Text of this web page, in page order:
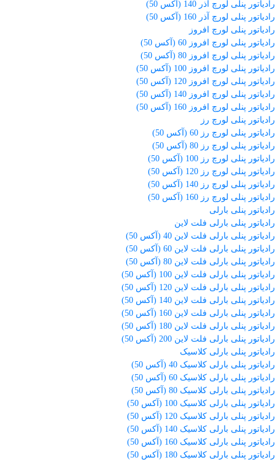
رادیاتور پنلی لورچ آذر 140 (آکس 50)
رادیاتور پنلی لورچ آذر 160 (آکس 50)
رادیاتور پنلی لورچ افروز
رادیاتور پنلی لورچ افروز 60 (آکس 50)
رادیاتور پنلی لورچ افروز 80 (آکس 50)
رادیاتور پنلی لورچ افروز 100 (آکس 50)
رادیاتور پنلی لورچ افروز 120 (آکس 50)
رادیاتور پنلی لورچ افروز 140 (آکس 50)
رادیاتور پنلی لورچ افروز 160 (آکس 50)
رادیاتور پنلی لورچ رز
رادیاتور پنلی لورچ رز 60 (آکس 50)
رادیاتور پنلی لورچ رز 80 (آکس 50)
رادیاتور پنلی لورچ رز 100 (آکس 50)
رادیاتور پنلی لورچ رز 120 (آکس 50)
رادیاتور پنلی لورچ رز 140 (آکس 50)
رادیاتور پنلی لورچ رز 160 (آکس 50)
رادیاتور پنلی بارلی
رادیاتور پنلی بارلی فلت لاین
رادیاتور پنلی بارلی فلت لاین 40 (آکس 50)
رادیاتور پنلی بارلی فلت لاین 60 (آکس 50)
رادیاتور پنلی بارلی فلت لاین 80 (آکس 50)
رادیاتور پنلی بارلی فلت لاین 100 (آکس 50)
رادیاتور پنلی بارلی فلت لاین 120 (آکس 50)
رادیاتور پنلی بارلی فلت لاین 140 (آکس 50)
رادیاتور پنلی بارلی فلت لاین 160 (آکس 50)
رادیاتور پنلی بارلی فلت لاین 180 (آکس 50)
رادیاتور پنلی بارلی فلت لاین 200 (آکس 50)
رادیاتور پنلی بارلی کلاسیک
رادیاتور پنلی بارلی کلاسیک 40 (آکس 50)
رادیاتور پنلی بارلی کلاسیک 60 (آکس 50)
رادیاتور پنلی بارلی کلاسیک 80 (آکس 50)
رادیاتور پنلی بارلی کلاسیک 100 (آکس 50)
رادیاتور پنلی بارلی کلاسیک 120 (آکس 50)
رادیاتور پنلی بارلی کلاسیک 140 (آکس 50)
رادیاتور پنلی بارلی کلاسیک 160 (آکس 50)
رادیاتور پنلی بارلی کلاسیک 180 (آکس 50)